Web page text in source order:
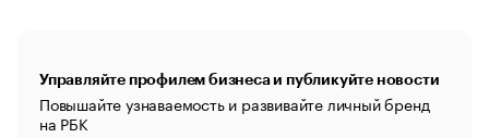
Управляйте профилем бизнеса и публикуйте новости
Повышайте узнаваемость и развивайте личный бренд
на РБК